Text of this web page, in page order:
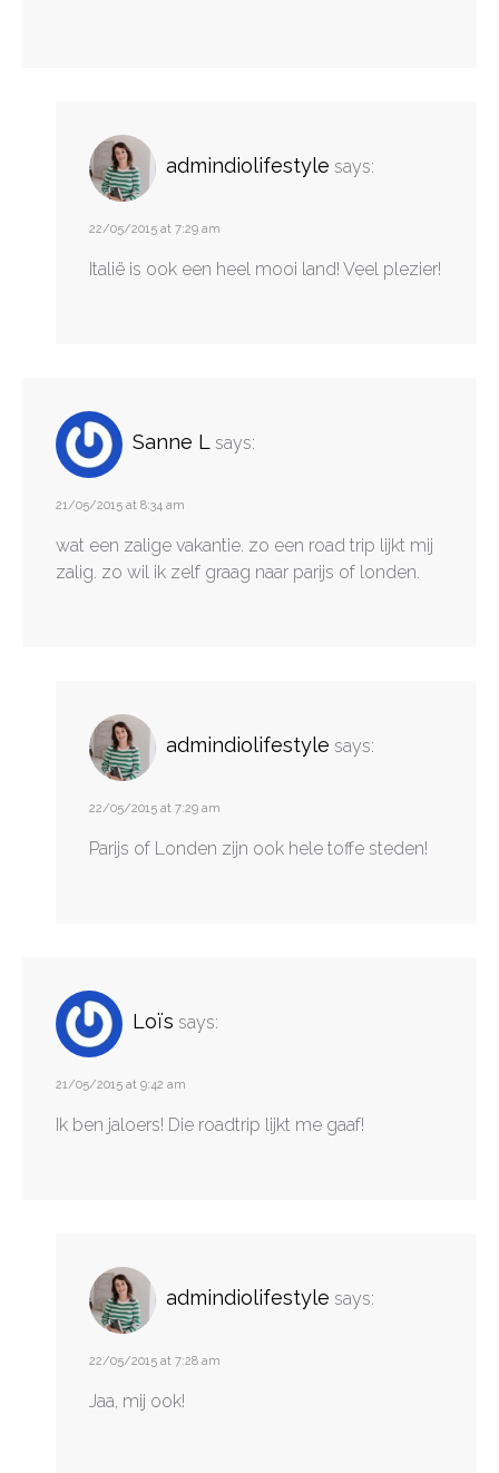
admindiolifestyle says:
22/05/2015 at 7:29 am
Italië is ook een heel mooi land! Veel plezier!
Sanne L says:
21/05/2015 at 8:34 am
wat een zalige vakantie. zo een road trip lijkt mij
zalig. zo wil ik zelf graag naar parijs of londen.
admindiolifestyle says:
22/05/2015 at 7:29 am
Parijs of Londen zijn ook hele toffe steden!
Loïs says:
21/05/2015 at 9:42 am
Ik ben jaloers! Die roadtrip lijkt me gaaf!
admindiolifestyle says:
22/05/2015 at 7:28 am
Jaa, mij ook!